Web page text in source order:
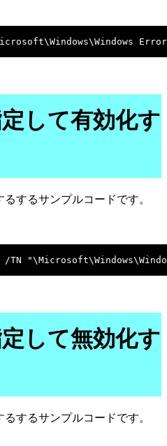
して有効化す
するサンプルコードです。
して無効化す
するサンプルコードです。